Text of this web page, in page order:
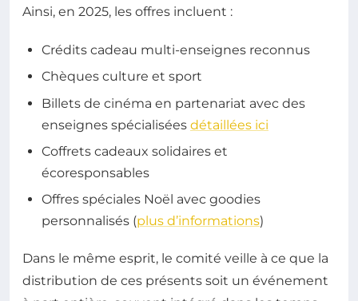
Ainsi, en 2025, les offres incluent :
Crédits cadeau multi-enseignes reconnus
Chèques culture et sport
Billets de cinéma en partenariat avec des
enseignes spécialisées détaillées ici
Coffrets cadeaux solidaires et
écoresponsables
Offres spéciales Noël avec goodies
personnalisés (plus d’informations)
Dans le même esprit, le comité veille à ce que la
distribution de ces présents soit un événement